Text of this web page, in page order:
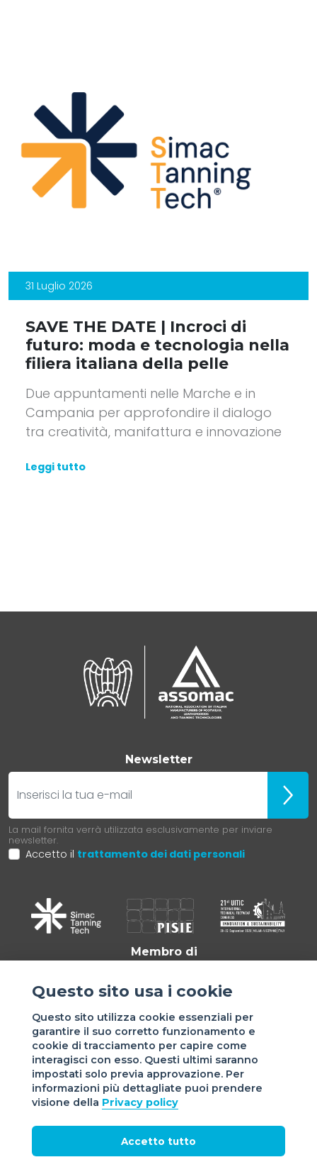
31 Luglio 2026
SAVE THE DATE | Incroci di
futuro: moda e tecnologia nella
filiera italiana della pelle
Due appuntamenti nelle Marche e in
Campania per approfondire il dialogo
tra creatività, manifattura e innovazione
Leggi tutto
Newsletter
E-mail
Iscriviti
La mail fornita verrà utilizzata esclusivamente per inviare
newsletter.
Accetto il trattamento dei dati personali
Membro di
Sede di VIGEVANO: via Matteotti, 4/a - 27029 Vigevano - PV
- Italy | Sede di MILANO: via Tommaso da Cazzaniga 9/4 |
20121 Milano - Italy | Tel.: +39 038 178 883 |
office@assomac.it | C.F./P.IVA: ASSOMAC SERVIZI:
07199050159 | C.F. ASSOMAC ASSOCIAZIONE: 94001670184
Questo sito usa i cookie
Questo sito utilizza cookie essenziali per
garantire il suo corretto funzionamento e
cookie di tracciamento per capire come
interagisci con esso. Questi ultimi saranno
impostati solo previa approvazione. Per
informazioni più dettagliate puoi prendere
visione della Privacy policy
Accetto tutto